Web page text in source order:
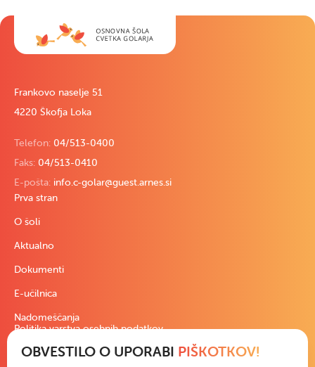
Frankovo naselje 51
4220 Škofja Loka
Telefon: 04/513-0400
Faks: 04/513-0410
E-pošta: info.c-golar@guest.arnes.si
Prva stran
O šoli
Aktualno
Dokumenti
E-učilnica
Nadomeščanja
Politika varstva osebnih podatkov
Pravno besedilo
OBVESTILO O UPORABI PIŠKOTKOV!